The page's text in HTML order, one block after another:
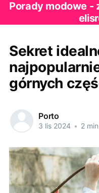
Porady modowe -
Sekret
górnych
Porto
3 lis 2024 • 2